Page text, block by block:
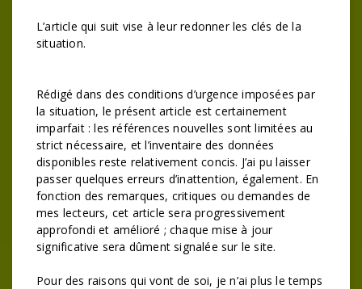
L’article qui suit vise à leur redonner les clés de la
situation.
Rédigé dans des conditions d’urgence imposées par
la situation, le présent article est certainement
imparfait : les références nouvelles sont limitées au
strict nécessaire, et l’inventaire des données
disponibles reste relativement concis. J’ai pu laisser
passer quelques erreurs d’inattention, également. En
fonction des remarques, critiques ou demandes de
mes lecteurs, cet article sera progressivement
approfondi et amélioré ; chaque mise à jour
significative sera dûment signalée sur le site.
Pour des raisons qui vont de soi, je n’ai plus le temps